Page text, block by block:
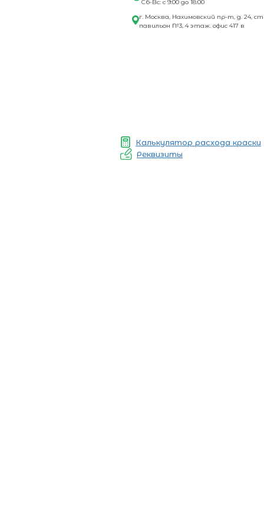
Сб-Вс: с 9:00 до 18:00
г. Москва, Нахимовский пр-т, д. 24,
павильон №3, 4 этаж. офис 417 в
Калькулятор расхода краски
Реквизиты